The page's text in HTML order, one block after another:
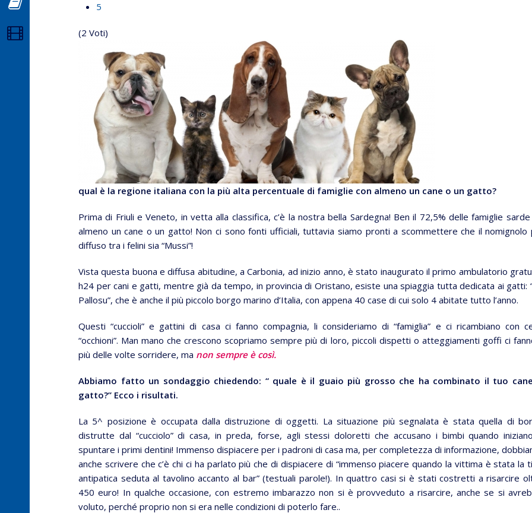
5
(2 Voti)
qual è la regione italiana con la più alta percentuale di famiglie con almeno un cane o un gatto?
Prima di Friuli e Veneto, in vetta alla classifica, c’è la nostra bella Sardegna! Ben il 72,5% delle famiglie sarde
almeno un cane o un gatto! Non ci sono fonti ufficiali, tuttavia siamo pronti a scommettere che il nomignolo
diffuso tra i felini sia “Mussi”!
Vista questa buona e diffusa abitudine, a Carbonia, ad inizio anno, è stato inaugurato il primo ambulatorio
h24 per cani e gatti, mentre già da tempo, in provincia di Oristano, esiste una spiaggia tutta dedicata ai gatti:
Pallosu”, che è anche il più piccolo borgo marino d’Italia, con appena 40 case di cui solo 4 abitate tutto l’anno.
Questi “cuccioli” e gattini di casa ci fanno compagnia, li consideriamo di “famiglia” e ci ricambiano con
“occhioni”. Man mano che crescono scopriamo sempre più di loro, piccoli dispetti o atteggiamenti goffi ci
più delle volte sorridere, ma non sempre è così.
Abbiamo fatto un sondaggio chiedendo: “ quale è il guaio più grosso che ha combinato il tuo
gatto?” Ecco i risultati.
La 5^ posizione è occupata dalla distruzione di oggetti. La situazione più segnalata è stata quella di
distrutte dal “cucciolo” di casa, in preda, forse, agli stessi doloretti che accusano i bimbi quando
spuntare i primi dentini! Immenso dispiacere per i padroni di casa ma, per completezza di informazione,
anche scrivere che c’è chi ci ha parlato più che di dispiacere di “immenso piacere quando la vittima è stata la
antipatica seduta al tavolino accanto al bar” (testuali parole!). In quattro casi si è stati costretti a risarcire
450 euro! In qualche occasione, con estremo imbarazzo non si è provveduto a risarcire, anche se si
voluto, perché proprio non si era nelle condizioni di poterlo fare..